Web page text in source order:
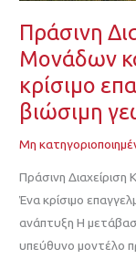
Πράσινη
Μονάδων
κρίσιμο
βιώσιμη
Μη
Πράσινη
Ένα κρίσιμο
ανάπτυξη Η
υπεύθυνο μοντέλο
βιώσιμη
γεωργική
ανάπτυξη